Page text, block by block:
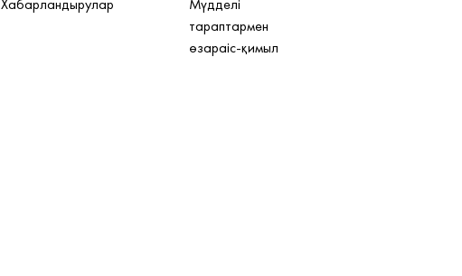
Хабарландырулар
Мүдделі
тараптармен
өзараіс-қимыл